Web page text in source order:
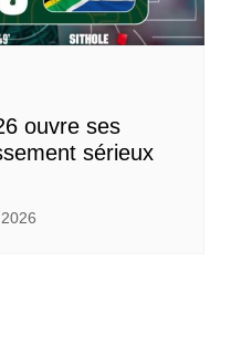
ouvre ses
sérieux